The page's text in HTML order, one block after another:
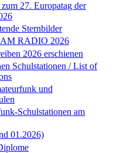
27. Europatag der
Sternbilder
RADIO 2026
2026 erschienen
Schulstationen / List of
und
Schulstationen am
01.2026)